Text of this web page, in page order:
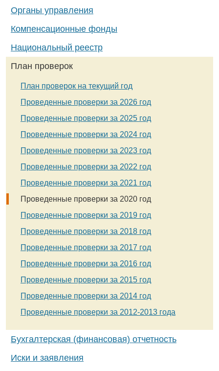
Органы управления
Компенсационные фонды
Национальный реестр
План проверок
План проверок на текущий год
Проведенные проверки за 2026 год
Проведенные проверки за 2025 год
Проведенные проверки за 2024 год
Проведенные проверки за 2023 год
Проведенные проверки за 2022 год
Проведенные проверки за 2021 год
Проведенные проверки за 2020 год
Проведенные проверки за 2019 год
Проведенные проверки за 2018 год
Проведенные проверки за 2017 год
Проведенные проверки за 2016 год
Проведенные проверки за 2015 год
Проведенные проверки за 2014 год
Проведенные проверки за 2012-2013 года
Бухгалтерская (финансовая) отчетность
Иски и заявления